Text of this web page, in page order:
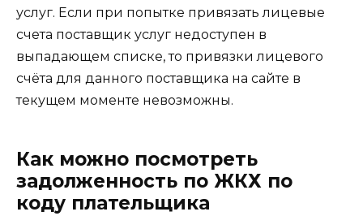
услуг. Если при попытке привязать лицевые
счета поставщик услуг недоступен в
выпадающем списке, то привязки лицевого
счёта для данного поставщика на сайте в
текущем моменте невозможны.
Как можно посмотреть
задолженность по ЖКХ по
коду плательщика